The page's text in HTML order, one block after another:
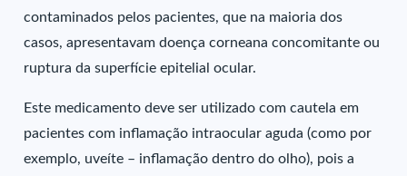
contaminados pelos pacientes, que na maioria dos
casos, apresentavam doença corneana concomitante ou
ruptura da superfície epitelial ocular.
Este medicamento deve ser utilizado com cautela em
pacientes com inflamação intraocular aguda (como por
exemplo, uveíte – inflamação dentro do olho), pois a